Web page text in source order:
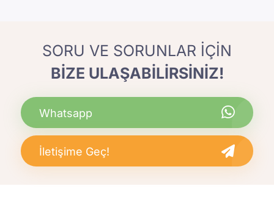
SORU VE SORUNLAR İÇİN
BİZE ULAŞABİLİRSİNİZ!
Whatsapp
İletişime Geç!